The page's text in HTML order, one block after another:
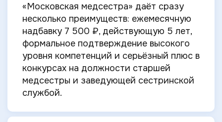
«Московская медсестра» даёт сразу
несколько преимуществ: ежемесячную
надбавку 7 500 ₽, действующую 5 лет,
формальное подтверждение высокого
уровня компетенций и серьёзный плюс в
конкурсах на должности старшей
медсестры и заведующей сестринской
службой.